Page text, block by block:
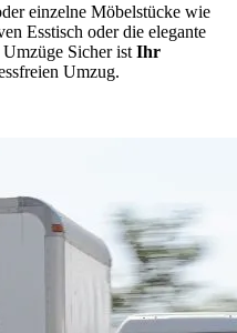
einzelne Möbelstücke wie
Esstisch oder die elegante
Sicher ist Ihr
Umzug.